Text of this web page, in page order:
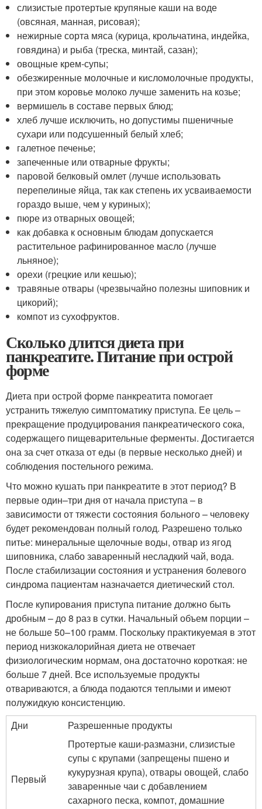
слизистые протертые крупяные каши на воде
(овсяная, манная, рисовая);
нежирные сорта мяса (курица, крольчатина, индейка,
говядина) и рыба (треска, минтай, сазан);
овощные крем-супы;
обезжиренные молочные и кисломолочные продукты,
при этом коровье молоко лучше заменить на козье;
вермишель в составе первых блюд;
хлеб лучше исключить, но допустимы пшеничные
сухари или подсушенный белый хлеб;
галетное печенье;
запеченные или отварные фрукты;
паровой белковый омлет (лучше использовать
перепелиные яйца, так как степень их усваиваемости
гораздо выше, чем у куриных);
пюре из отварных овощей;
как добавка к основным блюдам допускается
растительное рафинированное масло (лучше
льняное);
орехи (грецкие или кешью);
травяные отвары (чрезвычайно полезны шиповник и
цикорий);
компот из сухофруктов.
Сколько длится диета при
панкреатите. Питание при острой
форме
Диета при острой форме панкреатита помогает
устранить тяжелую симптоматику приступа. Ее цель –
прекращение продуцирования панкреатического сока,
содержащего пищеварительные ферменты. Достигается
она за счет отказа от еды (в первые несколько дней) и
соблюдения постельного режима.
Что можно кушать при панкреатите в этот период? В
первые один–три дня от начала приступа – в
зависимости от тяжести состояния больного – человеку
будет рекомендован полный голод. Разрешено только
питье: минеральные щелочные воды, отвар из ягод
шиповника, слабо заваренный несладкий чай, вода.
После стабилизации состояния и устранения болевого
синдрома пациентам назначается диетический стол.
После купирования приступа питание должно быть
дробным – до 8 раз в сутки. Начальный объем порции –
не больше 50–100 грамм. Поскольку практикуемая в этот
период низкокалорийная диета не отвечает
физиологическим нормам, она достаточно короткая: не
больше 7 дней. Все используемые продукты
отвариваются, а блюда подаются теплыми и имеют
полужидкую консистенцию.
Дни
Разрешенные продукты
Первый
Протертые каши-размазни, слизистые
супы с крупами (запрещены пшено и
кукурузная крупа), отвары овощей, слабо
заваренные чаи с добавлением
сахарного песка, компот, домашние